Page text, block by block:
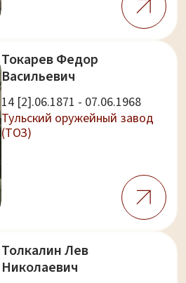
Токарев Федор
Васильевич
14 [2].06.1871 - 07.06.1968
Тульский оружейный завод
(ТОЗ)
Толкалин Лев
Николаевич